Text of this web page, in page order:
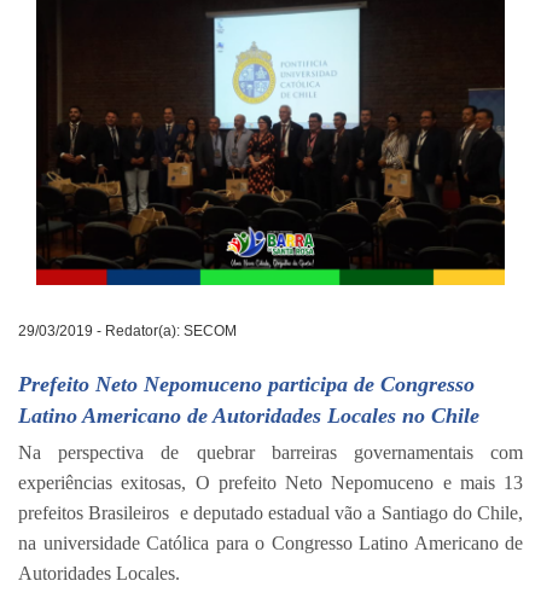
29/03/2019 - Redator(a): SECOM
Prefeito Neto Nepomuceno participa de Congresso
Latino Americano de Autoridades Locales no Chile
Na perspectiva de quebrar barreiras governamentais com
experiências exitosas, O prefeito Neto Nepomuceno e mais 13
prefeitos Brasileiros e deputado estadual vão a Santiago do Chile,
na universidade Católica para o Congresso Latino Americano de
Autoridades Locales.